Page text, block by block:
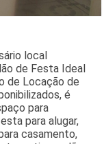
local
de Festa Ideal
de Locação de
é
para
para alugar,
casamento,